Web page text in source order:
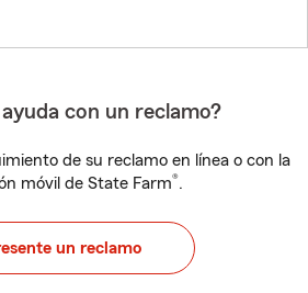
con un reclamo?
de su reclamo en línea o con la
móvil de State Farm®.
un reclamo